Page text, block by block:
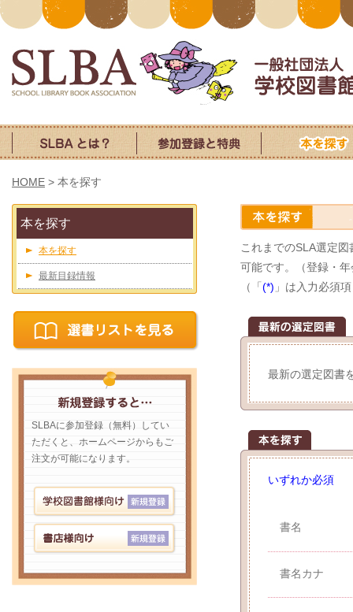
HOME > 本を探す
これまでのSLA選定
可能です。（登録・
（「 (*) 」は入力必須
最新の選定図書
いずれか必須
書名
書名カナ
本を探す
本を探す
最新目録情報
SLBAに参加登録（無料）してい
ただくと、ホームページからもご
注文が可能になります。